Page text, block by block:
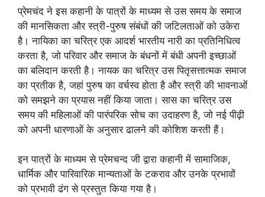
प्रेमचंद ने इस कहानी के पात्रों के माध्यम से उस समय के समाज
की मानसिकता और स्त्री-पुरुष संबंधों की जटिलताओं को उकेरा
है। नायिका का चरित्र एक आदर्श भारतीय नारी का प्रतिनिधित्व
करता है, जो परिवार और समाज के बंधनों में बंधी अपनी इच्छाओं
का बलिदान करती है। नायक का चरित्र उस पितृसत्तात्मक समाज
का प्रतीक है, जहां पुरुष का वर्चस्व होता है और स्त्री की भावनाओं
को समझने का प्रयास नहीं किया जाता। सास का चरित्र उस
समय की महिलाओं की पारंपरिक सोच का उदाहरण है, जो नई पीढ़ी
को अपनी धारणाओं के अनुसार ढालने की कोशिश करती हैं।
इन पात्रों के माध्यम से प्रेमचन्द जी द्वारा कहानी में सामाजिक,
धार्मिक और पारिवारिक मान्यताओं के टकराव और उनके प्रभावों
को प्रभावी ढंग से प्रस्तुत किया गया है।